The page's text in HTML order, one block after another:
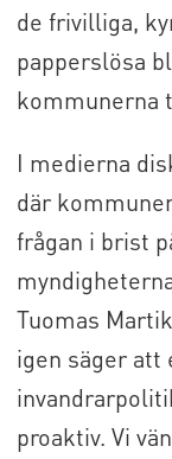
de frivilliga,
papperslösa
kommunerna
I medierna
där
frågan i brist
Tuomas
igen säger att
proaktiv. Vi